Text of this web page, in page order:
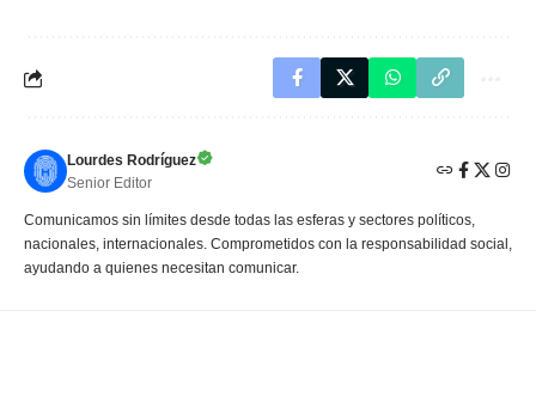
Lourdes Rodríguez
Senior Editor
Comunicamos sin límites desde todas las esferas y sectores políticos,
nacionales, internacionales. Comprometidos con la responsabilidad social,
ayudando a quienes necesitan comunicar.